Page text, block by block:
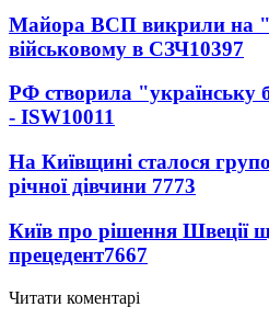
Майора ВСП викрили на
військовому в СЗЧ10397
РФ створила "українську
- ISW10011
На Київщині сталося
річної дівчини 7773
Київ про рішення Швеції
прецедент7667
Читати коментарі